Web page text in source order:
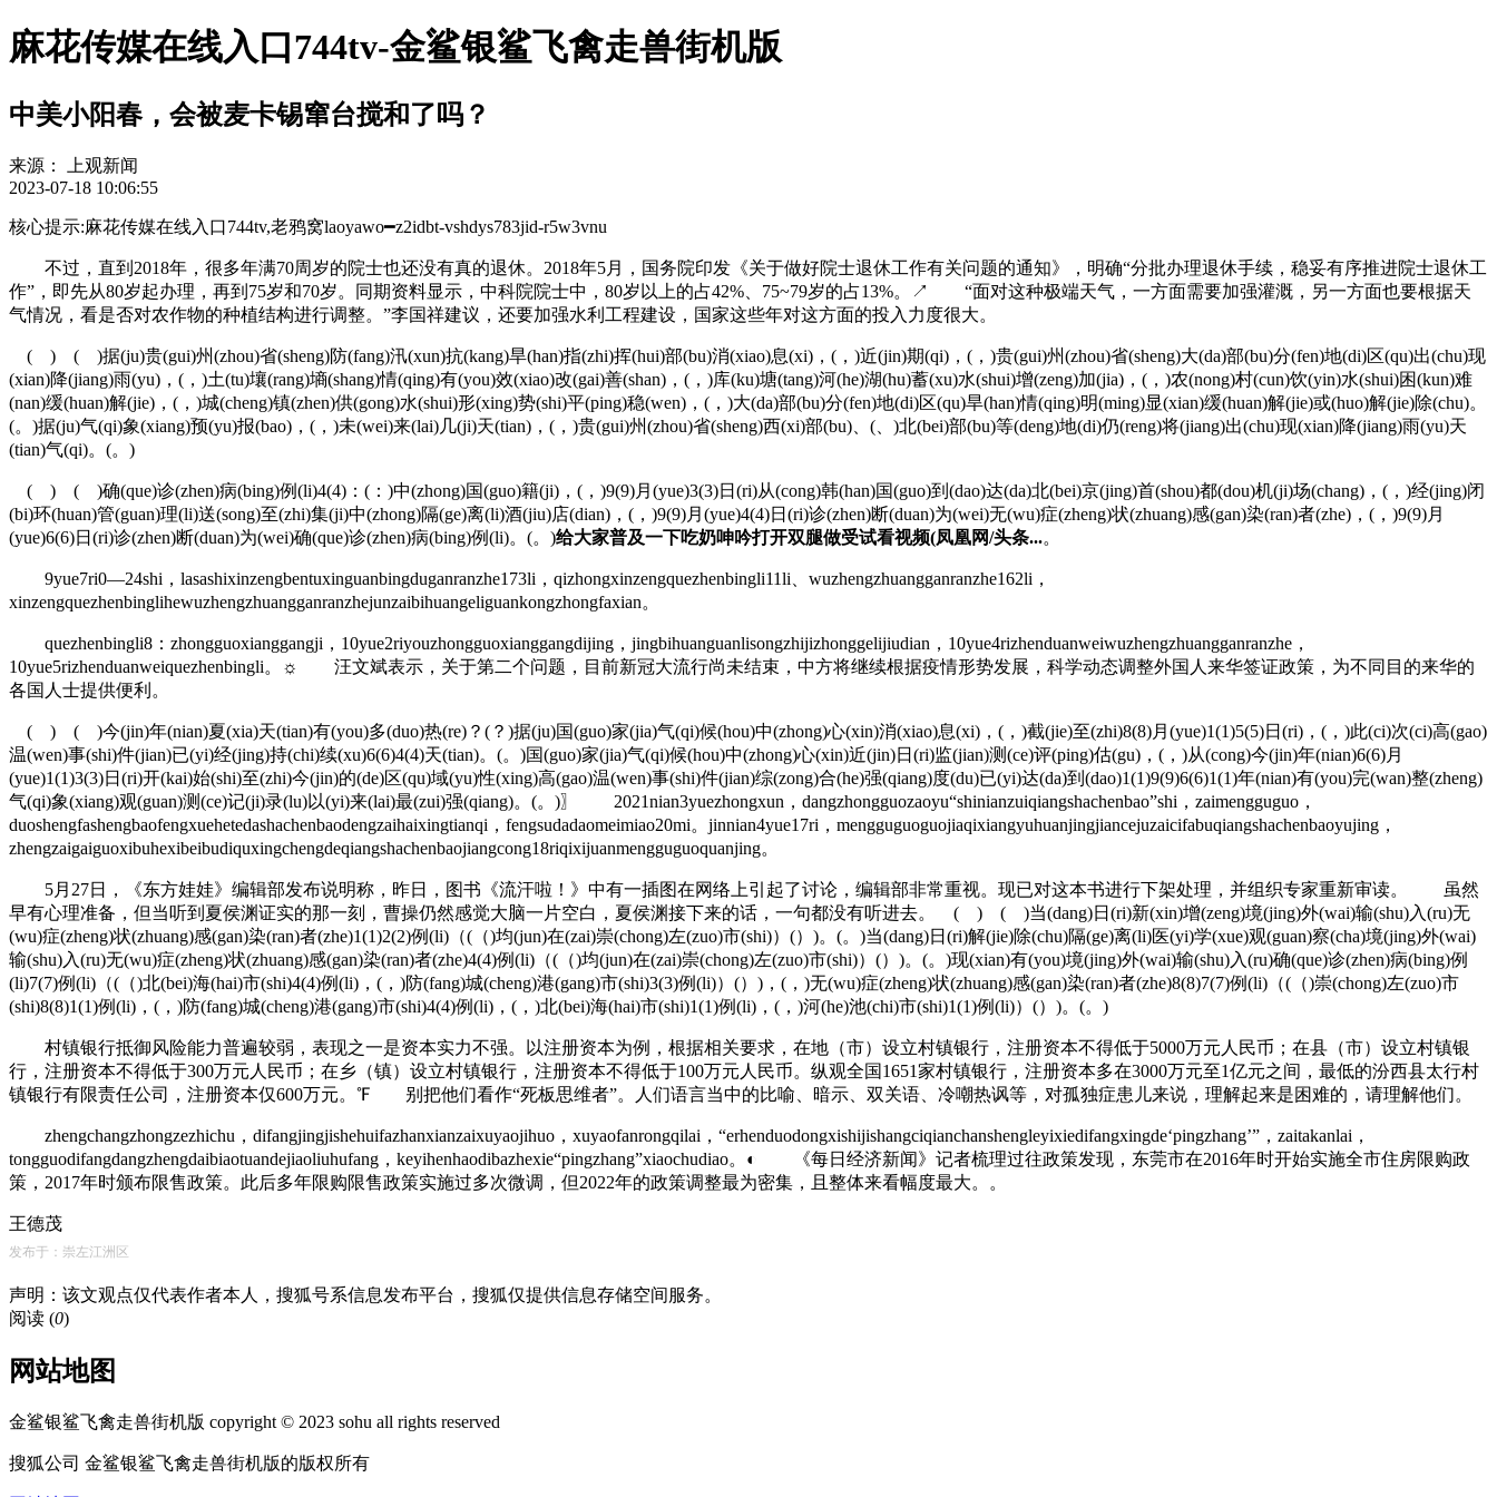
麻花传媒在线入口744tv-金鲨银鲨飞禽走兽街机版
中美小阳春，会被麦卡锡窜台搅和了吗？
来源：
上观新闻
2023-07-18 10:06:55
核心提示:麻花传媒在线入口744tv,老鸦窝laoyawo━z2idbt-vshdys783jid-r5w3vnu
不过，直到2018年，很多年满70周岁的院士也还没有真的退休。2018年5月，国务院印发《关于做好院士退休工作有关问题的通知》，明确“分批办理退休手续，稳妥有序推进院士退休工
作”，即先从80岁起办理，再到75岁和70岁。同期资料显示，中科院院士中，80岁以上的占42%、75~79岁的占13%。↗ “面对这种极端天气，一方面需要加强灌溉，另一方面也要根据天
气情况，看是否对农作物的种植结构进行调整。”李国祥建议，还要加强水利工程建设，国家这些年对这方面的投入力度很大。
( ) ( )据(ju)贵(gui)州(zhou)省(sheng)防(fang)汛(xun)抗(kang)旱(han)指(zhi)挥(hui)部(bu)消(xiao)息(xi)，(，)近(jin)期(qi)，(，)贵(gui)州(zhou)省(sheng)大(da)部(bu)分(fen)地(di)区(qu)出(chu)现
(xian)降(jiang)雨(yu)，(，)土(tu)壤(rang)墒(shang)情(qing)有(you)效(xiao)改(gai)善(shan)，(，)库(ku)塘(tang)河(he)湖(hu)蓄(xu)水(shui)增(zeng)加(jia)，(，)农(nong)村(cun)饮(yin)水(shui)困(kun)难
(nan)缓(huan)解(jie)，(，)城(cheng)镇(zhen)供(gong)水(shui)形(xing)势(shi)平(ping)稳(wen)，(，)大(da)部(bu)分(fen)地(di)区(qu)旱(han)情(qing)明(ming)显(xian)缓(huan)解(jie)或(huo)解(jie)除(chu)。
(。)据(ju)气(qi)象(xiang)预(yu)报(bao)，(，)未(wei)来(lai)几(ji)天(tian)，(，)贵(gui)州(zhou)省(sheng)西(xi)部(bu)、(、)北(bei)部(bu)等(deng)地(di)仍(reng)将(jiang)出(chu)现(xian)降(jiang)雨(yu)天
(tian)气(qi)。(。)
( ) ( )确(que)诊(zhen)病(bing)例(li)4(4)：(：)中(zhong)国(guo)籍(ji)，(，)9(9)月(yue)3(3)日(ri)从(cong)韩(han)国(guo)到(dao)达(da)北(bei)京(jing)首(shou)都(dou)机(ji)场(chang)，(，)经(jing)闭
(bi)环(huan)管(guan)理(li)送(song)至(zhi)集(ji)中(zhong)隔(ge)离(li)酒(jiu)店(dian)，(，)9(9)月(yue)4(4)日(ri)诊(zhen)断(duan)为(wei)无(wu)症(zheng)状(zhuang)感(gan)染(ran)者(zhe)，(，)9(9)月
(yue)6(6)日(ri)诊(zhen)断(duan)为(wei)确(que)诊(zhen)病(bing)例(li)。(。)给大家普及一下吃奶呻吟打开双腿做受试看视频(凤凰网/头条...。
9yue7ri0—24shi， lasashixinzengbentuxinguanbingduganranzhe173li，qizhongxinzengquezhenbingli11li、wuzhengzhuangganranzhe162li，
xinzengquezhenbinglihewuzhengzhuangganranzhejunzaibihuangeliguankongzhongfaxian。
quezhenbingli8：zhongguoxianggangji，10yue2riyouzhongguoxianggangdijing，jingbihuanguanlisongzhijizhonggelijiudian，10yue4rizhenduanweiwuzhengzhuangganranzhe，
10yue5rizhenduanweiquezhenbingli。☼ 汪文斌表示，关于第二个问题，目前新冠大流行尚未结束，中方将继续根据疫情形势发展，科学动态调整外国人来华签证政策，为不同目的来华的
各国人士提供便利。
( ) ( )今(jin)年(nian)夏(xia)天(tian)有(you)多(duo)热(re)？(？)据(ju)国(guo)家(jia)气(qi)候(hou)中(zhong)心(xin)消(xiao)息(xi)，(，)截(jie)至(zhi)8(8)月(yue)1(1)5(5)日(ri)，(，)此(ci)次(ci)高(gao)
温(wen)事(shi)件(jian)已(yi)经(jing)持(chi)续(xu)6(6)4(4)天(tian)。(。)国(guo)家(jia)气(qi)候(hou)中(zhong)心(xin)近(jin)日(ri)监(jian)测(ce)评(ping)估(gu)，(，)从(cong)今(jin)年(nian)6(6)月
(yue)1(1)3(3)日(ri)开(kai)始(shi)至(zhi)今(jin)的(de)区(qu)域(yu)性(xing)高(gao)温(wen)事(shi)件(jian)综(zong)合(he)强(qiang)度(du)已(yi)达(da)到(dao)1(1)9(9)6(6)1(1)年(nian)有(you)完(wan)整(zheng)
气(qi)象(xiang)观(guan)测(ce)记(ji)录(lu)以(yi)来(lai)最(zui)强(qiang)。(。)〗 2021nian3yuezhongxun，dangzhongguozaoyu“shinianzuiqiangshachenbao”shi，zaimengguguo，
duoshengfashengbaofengxuehetedashachenbaodengzaihaixingtianqi，fengsudadaomeimiao20mi。jinnian4yue17ri，mengguguoguojiaqixiangyuhuanjingjiancejuzaicifabuqiangshachenbaoyujing，
zhengzaigaiguoxibuhexibeibudiquxingchengdeqiangshachenbaojiangcong18riqixijuanmengguguoquanjing。
5月27日，《东方娃娃》编辑部发布说明称，昨日，图书《流汗啦！》中有一插图在网络上引起了讨论，编辑部非常重视。现已对这本书进行下架处理，并组织专家重新审读。 虽然
早有心理准备，但当听到夏侯渊证实的那一刻，曹操仍然感觉大脑一片空白，夏侯渊接下来的话，一句都没有听进去。 ( ) ( )当(dang)日(ri)新(xin)增(zeng)境(jing)外(wai)输(shu)入(ru)无
(wu)症(zheng)状(zhuang)感(gan)染(ran)者(zhe)1(1)2(2)例(li)（(（)均(jun)在(zai)崇(chong)左(zuo)市(shi)）(）)。(。)当(dang)日(ri)解(jie)除(chu)隔(ge)离(li)医(yi)学(xue)观(guan)察(cha)境(jing)外(wai)
输(shu)入(ru)无(wu)症(zheng)状(zhuang)感(gan)染(ran)者(zhe)4(4)例(li)（(（)均(jun)在(zai)崇(chong)左(zuo)市(shi)）(）)。(。)现(xian)有(you)境(jing)外(wai)输(shu)入(ru)确(que)诊(zhen)病(bing)例
(li)7(7)例(li)（(（)北(bei)海(hai)市(shi)4(4)例(li)，(，)防(fang)城(cheng)港(gang)市(shi)3(3)例(li)）(）)，(，)无(wu)症(zheng)状(zhuang)感(gan)染(ran)者(zhe)8(8)7(7)例(li)（(（)崇(chong)左(zuo)市
(shi)8(8)1(1)例(li)，(，)防(fang)城(cheng)港(gang)市(shi)4(4)例(li)，(，)北(bei)海(hai)市(shi)1(1)例(li)，(，)河(he)池(chi)市(shi)1(1)例(li)）(）)。(。)
村镇银行抵御风险能力普遍较弱，表现之一是资本实力不强。以注册资本为例，根据相关要求，在地（市）设立村镇银行，注册资本不得低于5000万元人民币；在县（市）设立村镇银
行，注册资本不得低于300万元人民币；在乡（镇）设立村镇银行，注册资本不得低于100万元人民币。纵观全国1651家村镇银行，注册资本多在3000万元至1亿元之间，最低的汾西县太行村
镇银行有限责任公司，注册资本仅600万元。℉ 别把他们看作“死板思维者”。 人们语言当中的比喻、暗示、双关语、冷嘲热讽等，对孤独症患儿来说，理解起来是困难的，请理解他们。
zhengchangzhongzezhichu，difangjingjishehuifazhanxianzaixuyaojihuo，xuyaofanrongqilai，“erhenduodongxishijishangciqianchanshengleyixiedifangxingde‘pingzhang’”，zaitakanlai，
tongguodifangdangzhengdaibiaotuandejiaoliuhufang，keyihenhaodibazhexie“pingzhang”xiaochudiao。◐ 《每日经济新闻》记者梳理过往政策发现，东莞市在2016年时开始实施全市住房限购政
策，2017年时颁布限售政策。此后多年限购限售政策实施过多次微调，但2022年的政策调整最为密集，且整体来看幅度最大。。
王德茂
发布于：崇左江洲区
声明：该文观点仅代表作者本人，搜狐号系信息发布平台，搜狐仅提供信息存储空间服务。
阅读 (0)
网站地图
金鲨银鲨飞禽走兽街机版 copyright © 2023 sohu all rights reserved
搜狐公司 金鲨银鲨飞禽走兽街机版的版权所有